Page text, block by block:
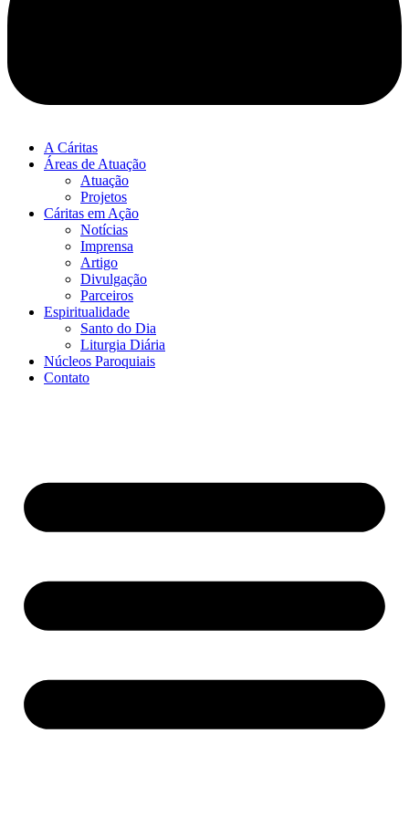
A Cáritas
Áreas de Atuação
Atuação
Projetos
Cáritas em Ação
Notícias
Imprensa
Artigo
Divulgação
Parceiros
Espiritualidade
Santo do Dia
Liturgia Diária
Núcleos Paroquiais
Contato